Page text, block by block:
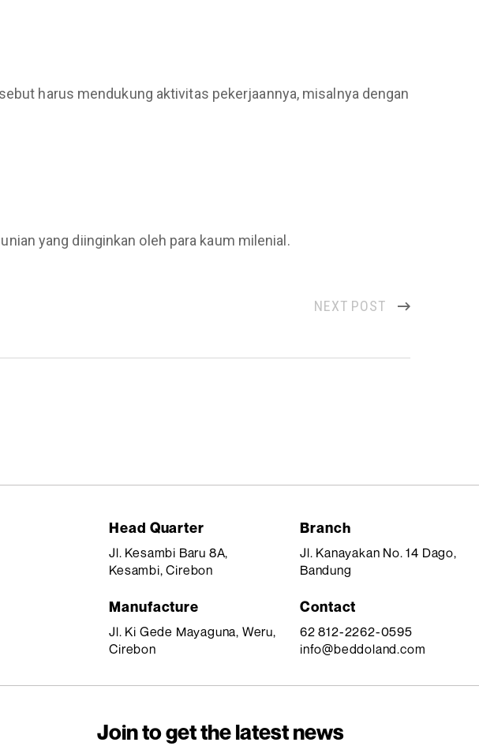
harus mendukung aktivitas pekerjaannya, misalnya dengan
yang diinginkan oleh para kaum milenial.
NEXT POST
Head Quarter
Jl. Kesambi Baru 8A,
Kesambi, Cirebon
Manufacture
Jl. Ki Gede Mayaguna, Weru,
Cirebon
Branch
Jl. Kanayakan No. 14 Dago,
Bandung
Contact
62 812-2262-0595
info@beddoland.com
Join to get the latest news